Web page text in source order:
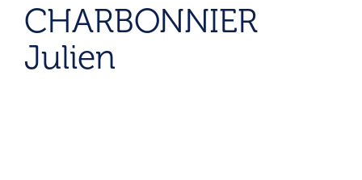
CHARBONNIER
Julien